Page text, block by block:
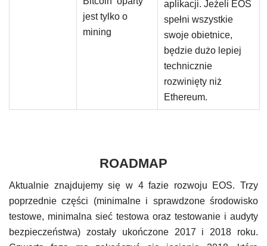
jest tylko o
mining
aplikacji. Jeżeli EOS
spełni wszystkie
swoje obietnice,
będzie dużo lepiej
technicznie
rozwinięty niż
Ethereum.
ROADMAP
Aktualnie znajdujemy się w 4 fazie rozwoju EOS. Trzy
poprzednie części (minimalne i sprawdzone środowisko
testowe, minimalna sieć testowa oraz testowanie i audyty
bezpieczeństwa) zostały ukończone 2017 i 2018 roku.